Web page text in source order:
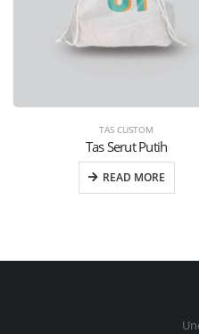
TAS CUSTOM
Tas Serut Putih
READ MORE